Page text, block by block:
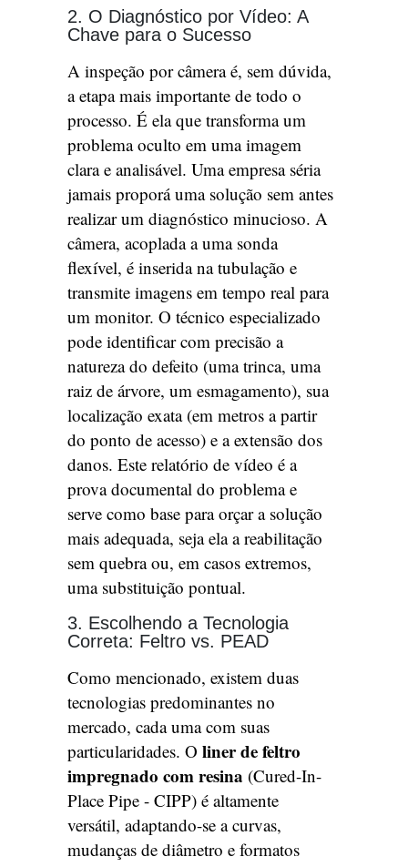
2. O Diagnóstico por Vídeo: A
Chave para o Sucesso
A inspeção por câmera é, sem dúvida,
a etapa mais importante de todo o
processo. É ela que transforma um
problema oculto em uma imagem
clara e analisável. Uma empresa séria
jamais proporá uma solução sem antes
realizar um diagnóstico minucioso. A
câmera, acoplada a uma sonda
flexível, é inserida na tubulação e
transmite imagens em tempo real para
um monitor. O técnico especializado
pode identificar com precisão a
natureza do defeito (uma trinca, uma
raiz de árvore, um esmagamento), sua
localização exata (em metros a partir
do ponto de acesso) e a extensão dos
danos. Este relatório de vídeo é a
prova documental do problema e
serve como base para orçar a solução
mais adequada, seja ela a reabilitação
sem quebra ou, em casos extremos,
uma substituição pontual.
3. Escolhendo a Tecnologia
Correta: Feltro vs. PEAD
Como mencionado, existem duas
tecnologias predominantes no
mercado, cada uma com suas
particularidades. O liner de feltro
impregnado com resina (Cured-In-
Place Pipe - CIPP) é altamente
versátil, adaptando-se a curvas,
mudanças de diâmetro e formatos